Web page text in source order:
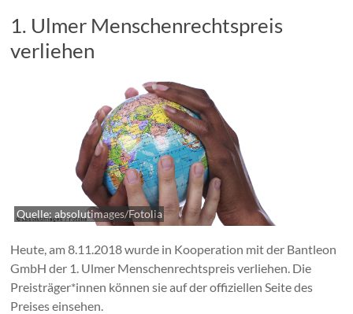
1. Ulmer Menschenrechtspreis
verliehen
Quelle: absolutimages/Fotolia
Heute, am 8.11.2018 wurde in Kooperation mit der Bantleon
GmbH der 1. Ulmer Menschenrechtspreis verliehen. Die
Preisträger*innen können sie auf der offiziellen Seite des
Preises einsehen.